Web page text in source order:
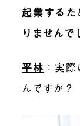
起業する
りませんで
平林 ：実
んですか？